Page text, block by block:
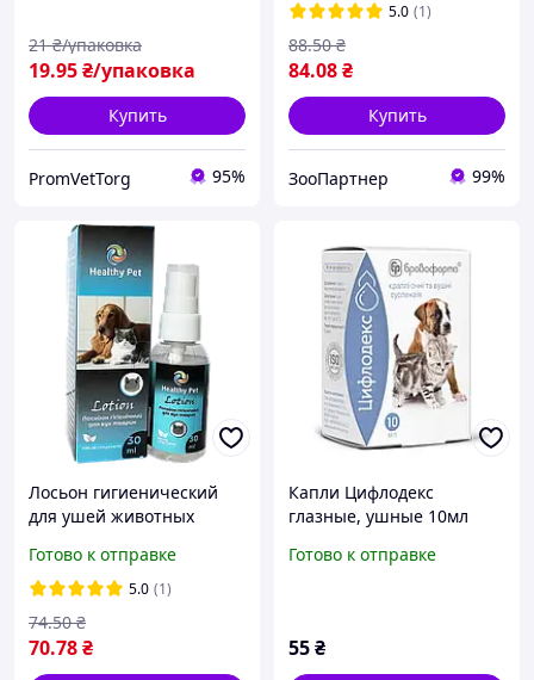
19.95₴/упаковка
21 ₴/упаковка
Купить
PromVetTorg 95%
5.0 (1)
84.08₴
88.50 ₴
Купить
ЗооПартнер 99%
Лосьон гигиенический
для ушей животных
Готово к отправке
5.0 (1)
70.78₴
74.50 ₴
Капли Цифлодекс
глазные, ушные 10мл
Готово к отправке
55₴